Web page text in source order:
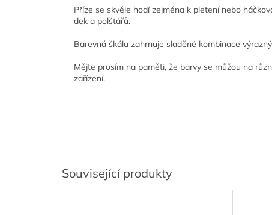
Související produkty
Příze se skvěle hodí zejména k pletení nebo
dek a polštářů.
Barevná škála zahrnuje sladěné kombinace
Mějte prosím na paměti, že barvy se můžou na
zařízení.